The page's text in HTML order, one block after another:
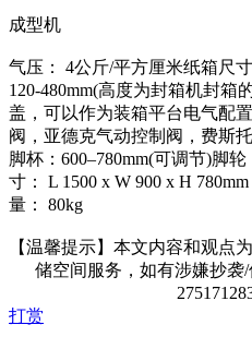
成型机
气压： 4公斤/平方厘米纸箱尺
120-480mm(高度为封箱机封箱
盖，可以作为装箱平台电气配
阀，亚德克气动控制阀，费斯
脚杯：600–780mm(可调节)脚
寸： L 1500 x W 900 x H
量： 80kg
【温馨提示】本文内容和观点
储空间服务，如有涉嫌抄袭/
打赏